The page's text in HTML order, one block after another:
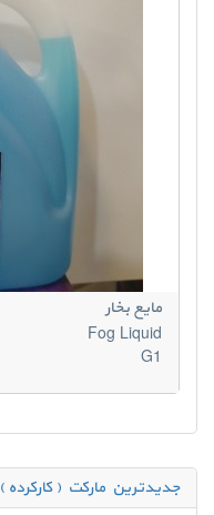
مایع بخار
Fog Liquid
G1
جدیدترین مارکت ( کارکرده )